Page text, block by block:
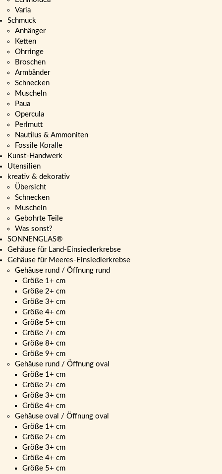
Varia
Schmuck
Anhänger
Ketten
Ohrringe
Broschen
Armbänder
Schnecken
Muscheln
Paua
Opercula
Perlmutt
Nautilus & Ammoniten
Fossile Koralle
Kunst-Handwerk
Utensilien
kreativ & dekorativ
Übersicht
Schnecken
Muscheln
Gebohrte Teile
Was sonst?
SONNENGLAS®
Gehäuse für Land-Einsiedlerkrebse
Gehäuse für Meeres-Einsiedlerkrebse
Gehäuse rund / Öffnung rund
Größe 1+ cm
Größe 2+ cm
Größe 3+ cm
Größe 4+ cm
Größe 5+ cm
Größe 7+ cm
Größe 8+ cm
Größe 9+ cm
Gehäuse rund / Öffnung oval
Größe 1+ cm
Größe 2+ cm
Größe 3+ cm
Größe 4+ cm
Gehäuse oval / Öffnung oval
Größe 1+ cm
Größe 2+ cm
Größe 3+ cm
Größe 4+ cm
Größe 5+ cm